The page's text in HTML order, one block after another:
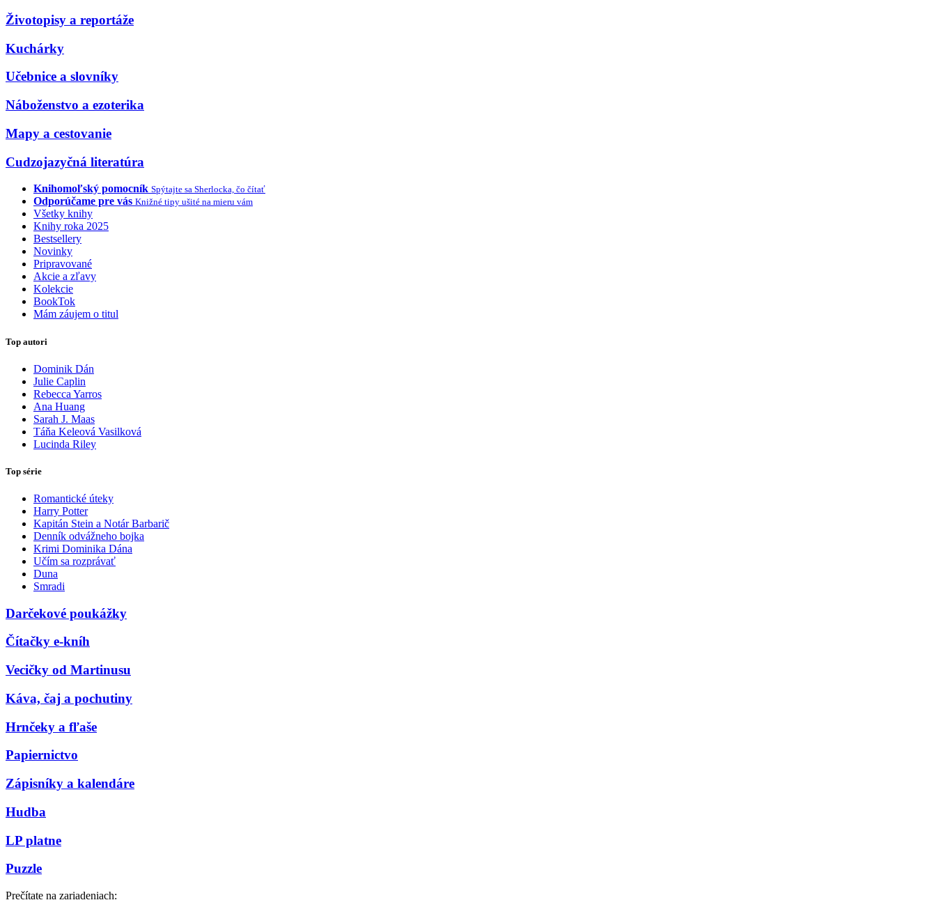
Životopisy a reportáže
Kuchárky
Učebnice a slovníky
Náboženstvo a ezoterika
Mapy a cestovanie
Cudzojazyčná literatúra
Knihomoľský pomocník Spýtajte sa Sherlocka, čo čítať
Odporúčame pre vás Knižné tipy ušité na mieru vám
Všetky knihy
Knihy roka 2025
Bestsellery
Novinky
Pripravované
Akcie a zľavy
Kolekcie
BookTok
Mám záujem o titul
Top autori
Dominik Dán
Julie Caplin
Rebecca Yarros
Ana Huang
Sarah J. Maas
Táňa Keleová Vasilková
Lucinda Riley
Top série
Romantické úteky
Harry Potter
Kapitán Stein a Notár Barbarič
Denník odvážneho bojka
Krimi Dominika Dána
Učím sa rozprávať
Duna
Smradi
Darčekové poukážky
Čítačky e-kníh
Vecičky od Martinusu
Káva, čaj a pochutiny
Hrnčeky a fľaše
Papiernictvo
Zápisníky a kalendáre
Hudba
LP platne
Puzzle
Prečítate na zariadeniach: